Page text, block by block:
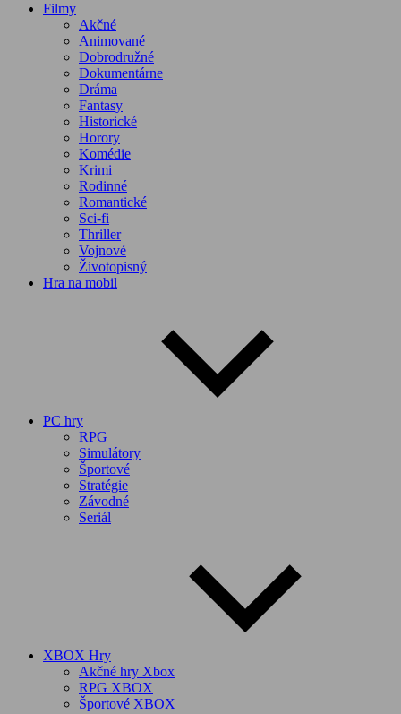
Filmy
Akčné
Animované
Dobrodružné
Dokumentárne
Dráma
Fantasy
Historické
Horory
Komédie
Krimi
Rodinné
Romantické
Sci-fi
Thriller
Vojnové
Životopisný
Hra na mobil
PC hry
RPG
Simulátory
Športové
Stratégie
Závodné
Seriál
XBOX Hry
Akčné hry Xbox
RPG XBOX
Športové XBOX